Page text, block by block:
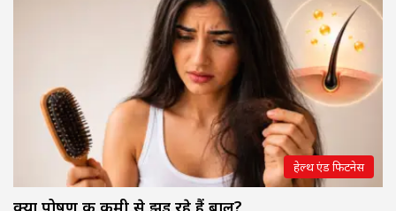
हेल्थ एंड फिटनेस
क्या पोषण की कमी से झड़ रहे हैं बाल?